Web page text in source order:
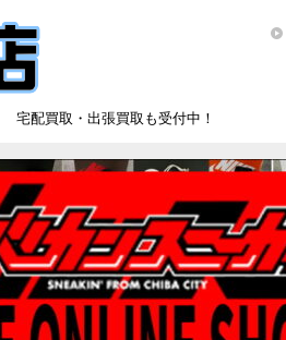
宅配買取・出張買取も受付中！